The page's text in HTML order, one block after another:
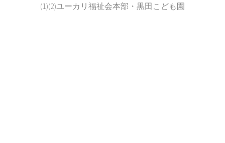
(1)(2)ユーカリ福祉会本部・黒田こども園